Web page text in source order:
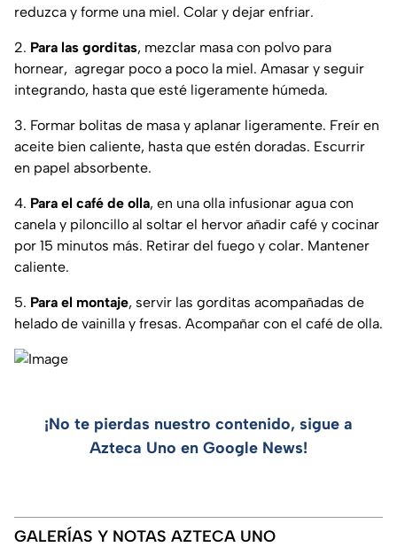
reduzca y forme una miel. Colar y dejar enfriar.
2. Para las gorditas, mezclar masa con polvo para
hornear, agregar poco a poco la miel. Amasar y seguir
integrando, hasta que esté ligeramente húmeda.
3. Formar bolitas de masa y aplanar ligeramente. Freír en
aceite bien caliente, hasta que estén doradas. Escurrir
en papel absorbente.
4. Para el café de olla, en una olla infusionar agua con
canela y piloncillo al soltar el hervor añadir café y cocinar
por 15 minutos más. Retirar del fuego y colar. Mantener
caliente.
5. Para el montaje, servir las gorditas acompañadas de
helado de vainilla y fresas. Acompañar con el café de olla.
¡No te pierdas nuestro contenido, sigue a
Azteca Uno en Google News!
GALERÍAS Y NOTAS AZTECA UNO